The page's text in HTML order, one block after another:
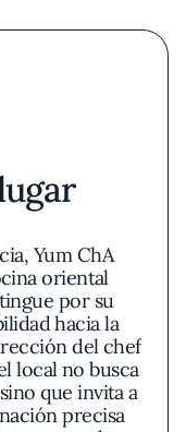
Yum ChA
oriental
por su
hacia la
del chef
local no busca
que invita a
precisa